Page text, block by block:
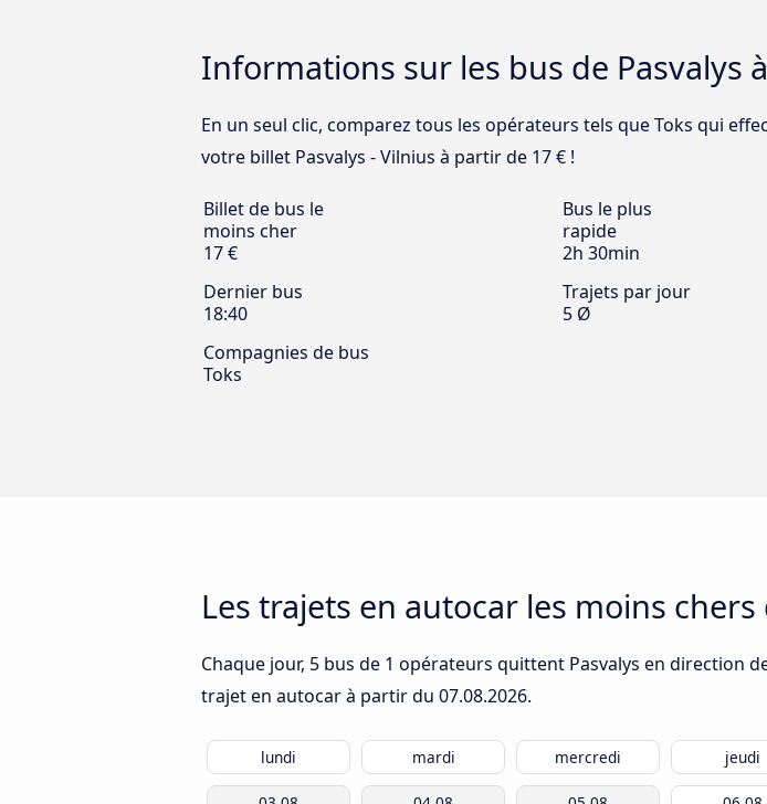
Informations sur les bus de Pasvalys
En un seul clic, comparez tous les opérateurs tels que Toks qui
votre billet Pasvalys - Vilnius à partir de 17 € !
Billet de bus le
moins cher
17 €
Bus le plus
rapide
2h 30min
Dernier bus
18:40
Trajets par jour
5 Ø
Compagnies de bus
Toks
Les trajets en autocar les moins chers
Chaque jour, 5 bus de 1 opérateurs quittent Pasvalys en direction
trajet en autocar à partir du 07.08.2026.
lundi mardi mercredi jeudi